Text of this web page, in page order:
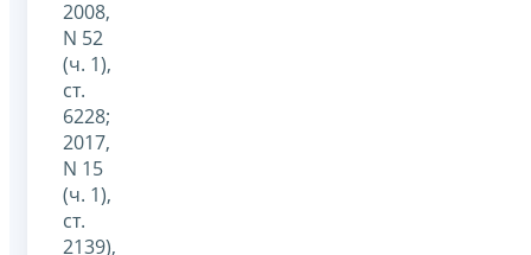
2008,
N 52
(ч. 1),
ст.
6228;
2017,
N 15
(ч. 1),
ст.
2139),